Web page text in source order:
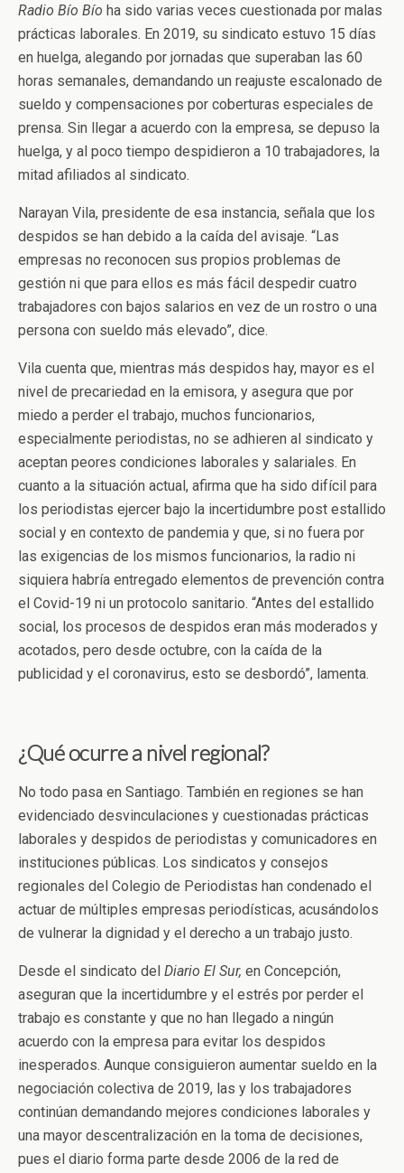
Radio Bío Bío ha sido varias veces cuestionada por malas
prácticas laborales. En 2019, su sindicato estuvo 15 días
en huelga, alegando por jornadas que superaban las 60
horas semanales, demandando un reajuste escalonado de
sueldo y compensaciones por coberturas especiales de
prensa. Sin llegar a acuerdo con la empresa, se depuso la
huelga, y al poco tiempo despidieron a 10 trabajadores, la
mitad afiliados al sindicato.
Narayan Vila, presidente de esa instancia, señala que los
despidos se han debido a la caída del avisaje. “Las
empresas no reconocen sus propios problemas de
gestión ni que para ellos es más fácil despedir cuatro
trabajadores con bajos salarios en vez de un rostro o una
persona con sueldo más elevado”, dice.
Vila cuenta que, mientras más despidos hay, mayor es el
nivel de precariedad en la emisora, y asegura que por
miedo a perder el trabajo, muchos funcionarios,
especialmente periodistas, no se adhieren al sindicato y
aceptan peores condiciones laborales y salariales. En
cuanto a la situación actual, afirma que ha sido difícil para
los periodistas ejercer bajo la incertidumbre post estallido
social y en contexto de pandemia y que, si no fuera por
las exigencias de los mismos funcionarios, la radio ni
siquiera habría entregado elementos de prevención contra
el Covid-19 ni un protocolo sanitario. “Antes del estallido
social, los procesos de despidos eran más moderados y
acotados, pero desde octubre, con la caída de la
publicidad y el coronavirus, esto se desbordó”, lamenta.
¿Qué ocurre a nivel regional?
No todo pasa en Santiago. También en regiones se han
evidenciado desvinculaciones y cuestionadas prácticas
laborales y despidos de periodistas y comunicadores en
instituciones públicas. Los sindicatos y consejos
regionales del Colegio de Periodistas han condenado el
actuar de múltiples empresas periodísticas, acusándolos
de vulnerar la dignidad y el derecho a un trabajo justo.
Desde el sindicato del Diario El Sur, en Concepción,
aseguran que la incertidumbre y el estrés por perder el
trabajo es constante y que no han llegado a ningún
acuerdo con la empresa para evitar los despidos
inesperados. Aunque consiguieron aumentar sueldo en la
negociación colectiva de 2019, las y los trabajadores
continúan demandando mejores condiciones laborales y
una mayor descentralización en la toma de decisiones,
pues el diario forma parte desde 2006 de la red de